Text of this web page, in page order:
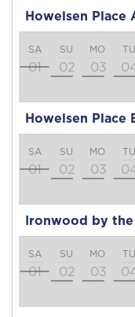
Howelsen Place
SA
01
SU
02
MO
03
TU
Howelsen Place
SA
01
SU
02
MO
03
TU
Ironwood by
SA
01
SU
02
MO
03
TU